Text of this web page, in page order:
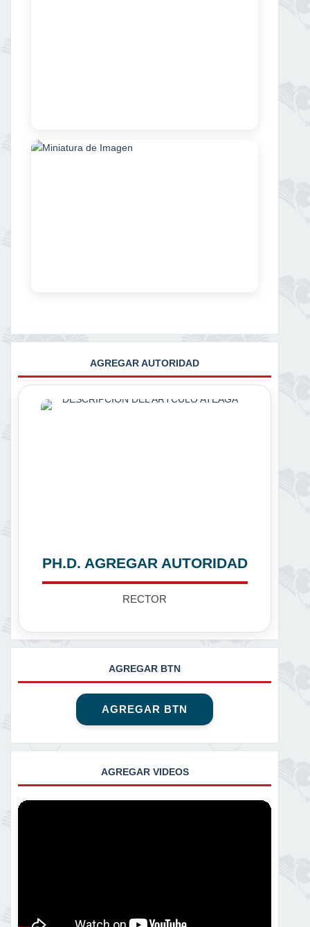
AGREGAR AUTORIDAD
PH.D. AGREGAR AUTORIDAD
RECTOR
AGREGAR BTN
AGREGAR BTN
AGREGAR VIDEOS